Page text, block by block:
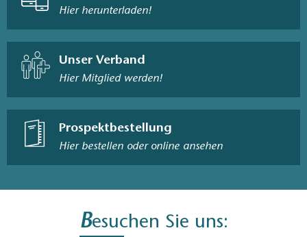
Hier herunterladen!
Unser Verband
Hier Mitglied werden!
Prospektbestellung
Hier bestellen oder online ansehen
Besuchen Sie uns: